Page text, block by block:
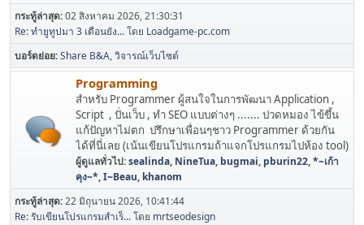
กระทู้ล่าสุด:02 สิงหาคม 2026, 21:30:31
Re: ทำยูทูปมา 3 เดือนยัง...โดย Loadgame-pc.com
บอร์ดย่อย Share B&A วิจารณ์เว็บไซต์
Programming
สำหรับ Programmer ผู้สนใจในการพัฒนา Application ,
Script , ปั่นเว็บ , ทำ SEO แบบต่างๆ ....... ปวดหมอง ไข้ขึ้น
แก้ปัญหาไม่ตก ปรึกษาเพื่อนๆชาว Programmer ด้วยกัน
ได้ที่นี่เลย (เน้นเขียนโปรแกรมถ้าแจกโปรแกรมไปห้อง tool)
ผู้ดูแลทั่วไป:sealinda, NineTua, bugmai, pburin22,*~เก้า
คุง~*,I~Beau, khanom
กระทู้ล่าสุด:22 มิถุนายน 2026, 10:41:44
Re: รับเขียนโปรแกรมสำเร็...โดย mrtseodesign